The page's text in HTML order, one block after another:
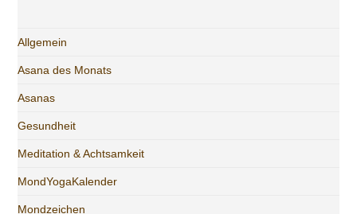
Allgemein
Asana des Monats
Asanas
Gesundheit
Meditation & Achtsamkeit
MondYogaKalender
Mondzeichen